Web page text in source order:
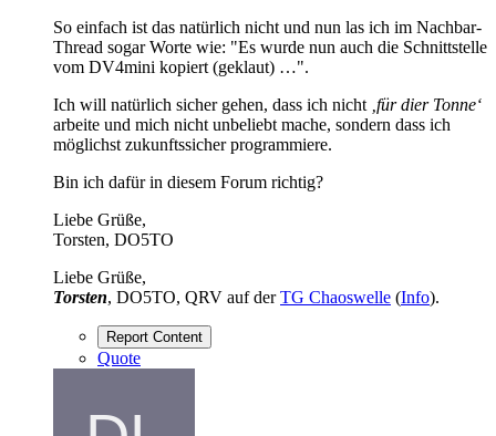
So einfach ist das natürlich nicht und nun las ich im Nachbar-
Thread sogar Worte wie: "Es wurde nun auch die Schnittstelle
vom DV4mini kopiert (geklaut) …".
Ich will natürlich sicher gehen, dass ich nicht ‚für dier Tonne‘
arbeite und mich nicht unbeliebt mache, sondern dass ich
möglichst zukunftssicher programmiere.
Bin ich dafür in diesem Forum richtig?
Liebe Grüße,
Torsten, DO5TO
Liebe Grüße,
Torsten, DO5TO, QRV auf derTG Chaoswelle (Info).
Report Content
Quote